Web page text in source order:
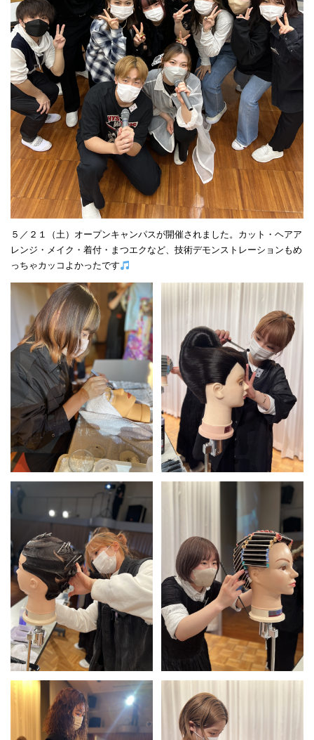
５／２１（土）オープンキャンパスが開催されました。カット・ヘアア
レンジ・メイク・着付・まつエクなど、技術デモンストレーションもめ
っちゃカッコよかったです